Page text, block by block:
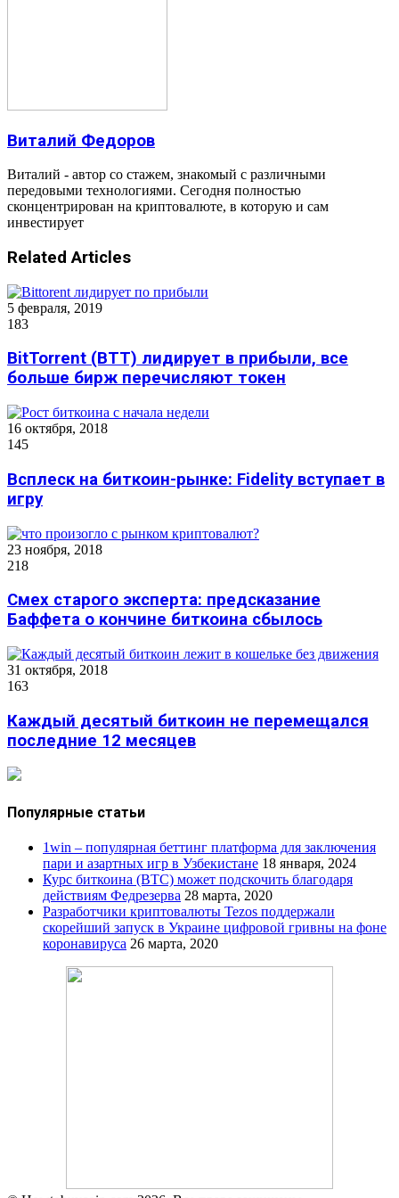
Виталий Федоров
Виталий - автор со стажем, знакомый с различными
передовыми технологиями. Сегодня полностью
сконцентрирован на криптовалюте, в которую и сам
инвестирует
Related Articles
5 февраля, 2019
183
BitTorrent (BTT) лидирует в прибыли, все
больше бирж перечисляют токен
16 октября, 2018
145
Всплеск на биткоин-рынке: Fidelity вступает в
игру
23 ноября, 2018
218
Смех старого эксперта: предсказание
Баффета о кончине биткоина сбылось
31 октября, 2018
163
Каждый десятый биткоин не перемещался
последние 12 месяцев
Популярные статьи
1win – популярная беттинг платформа для заключения
пари и азартных игр в Узбекистане 18 января, 2024
Курс биткоина (BTC) может подскочить благодаря
действиям Федрезерва 28 марта, 2020
Разработчики криптовалюты Tezos поддержали
скорейший запуск в Украине цифровой гривны на фоне
коронавируса 26 марта, 2020